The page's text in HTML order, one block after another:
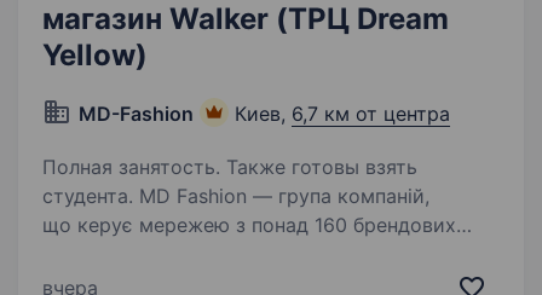
магазин Walker (ТРЦ Dream
Yellow)
MD-Fashion Киев, 6,7 км от центра
Полная занятость. Также готовы взять
студента. MD Fashion — група компаній,
що керує мережею з понад 160 брендових
та Молдові, та представляє світові бренди
вчера